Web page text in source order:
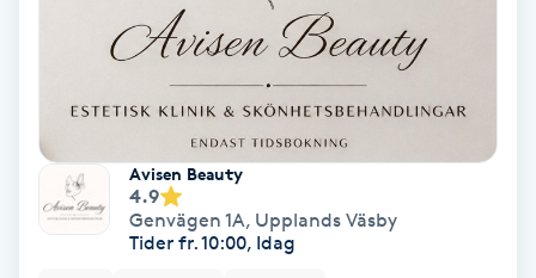
Fransar
Fransborttagning
Fransfärgning
Avisen Beauty
4.9
Genvägen 1A, Upplands Väsby
Tider fr. 10:00, Idag